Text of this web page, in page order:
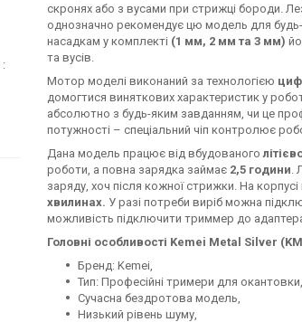
скронях або з вусами при стрижці бороди.
однозначно рекомендує цю модель для
насадкам у комплекті (1 мм, 2 мм та 3 мм)
та вусів.
Мотор моделі виконаний за технологією
домогтися виняткових характеристик у
абсолютно з будь-яким завданням, чи це
потужності – спеціальний чіп контролює
Дана модель працює від вбудованого
роботи, а повна зарядка займає 2,5 години.
заряду, хоч після кожної стрижки. На
хвилинах. У разі потреби виріб можна
можливість підключити триммер до
Головні особливості Kemei Metal Silver
Бренд: Kemei,
Тип: Професійні тримери для
Сучасна бездротова модель,
Низький рівень шуму,